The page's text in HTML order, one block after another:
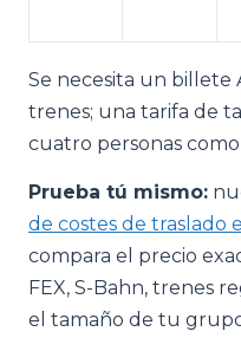
Se necesita un billete
trenes; una tarifa de
cuatro personas
Prueba tú mismo:
de costes de traslado
compara el precio
FEX, S-Bahn, trenes
el tamaño de tu